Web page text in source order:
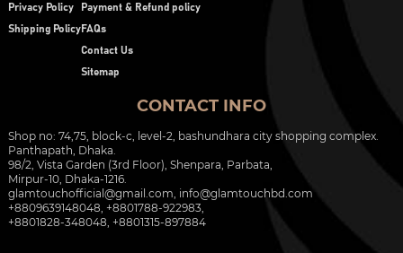
Privacy Policy
Shipping Policy
Payment & Refund policy
FAQs
Contact Us
Sitemap
CONTACT INFO
Shop no: 74,75, block-c, level-2, bashundhara city shopping complex.
Panthapath, Dhaka.
98/2, Vista Garden (3rd Floor), Shenpara, Parbata,
Mirpur-10, Dhaka-1216.
glamtouchofficial@gmail.com info@glamtouchbd.com
+8809639148048, +8801788-922983,
+8801828-348048, +8801315-897884